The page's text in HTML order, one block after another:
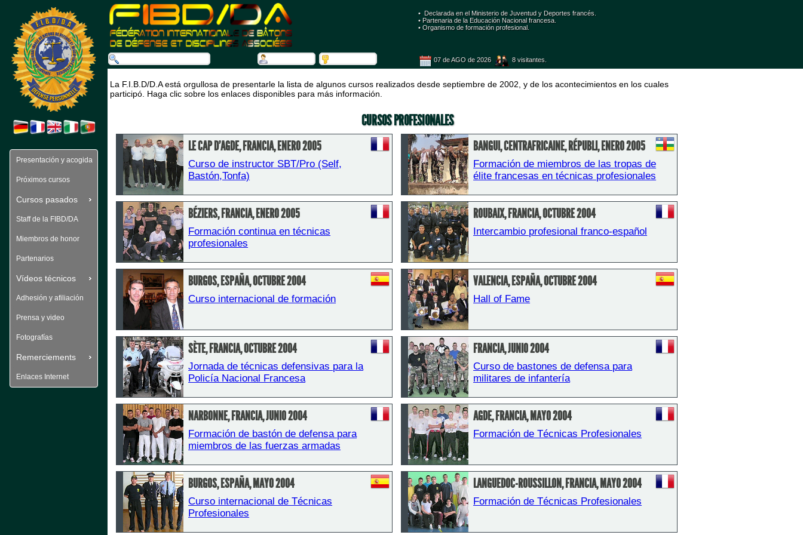
07 de AGO de 2026 8 visitantes.
Presentación y acogida
Próximos cursos
Cursos pasados
Staff de la FIBD/DA
Miembros de honor
Partenarios
Vídeos técnicos
Adhesión y afiliación
Prensa y video
Fotografías
Remerciements
Enlaces Internet
• Declarada en el Ministerio de Juventud y Deportes francés.
• Partenaria de la Educación Nacional francesa.
• Organismo de formación profesional.
La F.I.B.D/D.A está orgullosa de presentarle la lista de algunos cursos realizados desde septiembre de 2002, y de los acontecimientos en los cuales
participó. Haga clic sobre los enlaces disponibles para más información.
CURSOS PROFESIONALES
LE CAP D'AGDE, FRANCIA, ENERO 2005
Curso de instructor SBT/Pro (Self,
Bastón,Tonfa)
BANGUI, CENTRAFRICAINE, RÉPUBLI, ENERO 2005
Formación de miembros de las tropas de
élite francesas en técnicas profesionales
BÉZIERS, FRANCIA, ENERO 2005
Formación continua en técnicas
profesionales
ROUBAIX, FRANCIA, OCTUBRE 2004
Intercambio profesional franco-español
BURGOS, ESPAÑA, OCTUBRE 2004
Curso internacional de formación
VALENCIA, ESPAÑA, OCTUBRE 2004
Hall of Fame
SÈTE, FRANCIA, OCTUBRE 2004
Jornada de técnicas defensivas para la
Policía Nacional Francesa
FRANCIA, JUNIO 2004
Curso de bastones de defensa para
militares de infantería
NARBONNE, FRANCIA, JUNIO 2004
Formación de bastón de defensa para
miembros de las fuerzas armadas
AGDE, FRANCIA, MAYO 2004
Formación de Técnicas Profesionales
BURGOS, ESPAÑA, MAYO 2004
Curso internacional de Técnicas
Profesionales
LANGUEDOC-ROUSSILLON, FRANCIA, MAYO 2004
Formación de Técnicas Profesionales